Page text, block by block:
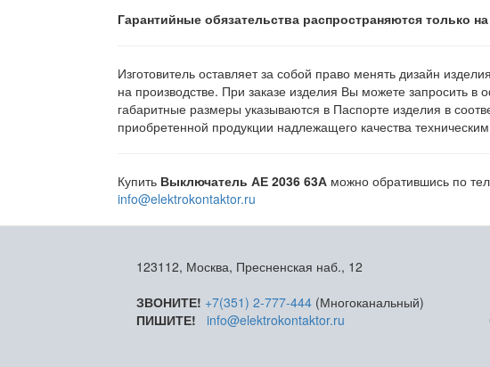
Гарантийные обязательства распространяются только
Изготовитель оставляет за собой право менять дизайн
на производстве. При заказе изделия Вы можете запросить в
габаритные размеры указываются в Паспорте изделия в
приобретенной продукции надлежащего качества
Купить Выключатель АЕ 2036 63А можно обратившись по
info@elektrokontaktor.ru
123112, Москва, Пресненская наб., 12
ЗВОНИТЕ! +7(351) 2-777-444 (Многоканальный)
ПИШИТЕ!
info@elektrokontaktor.ru